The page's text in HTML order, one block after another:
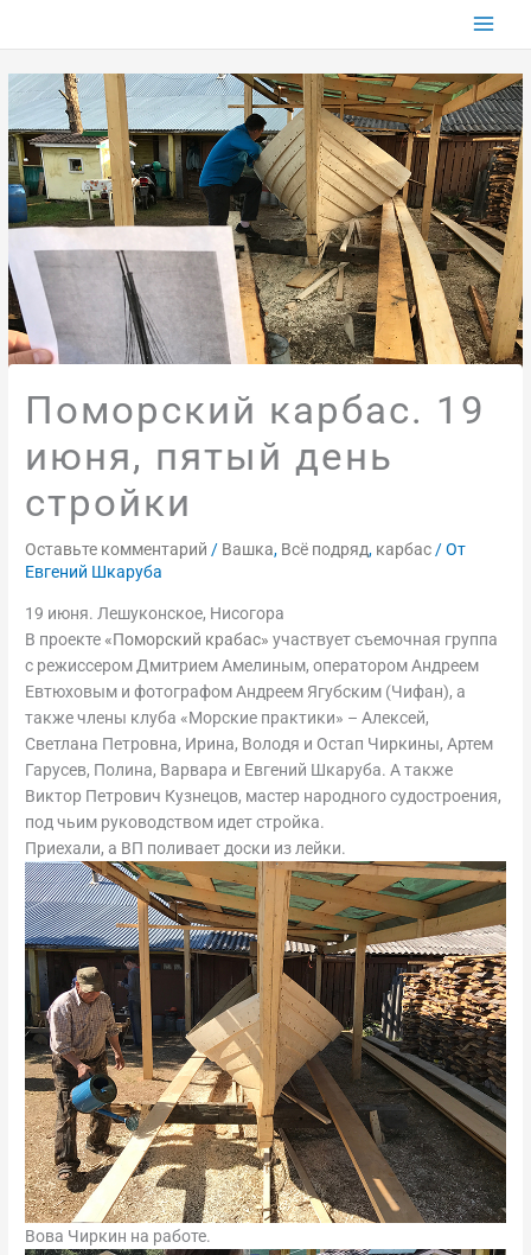
Поморский карбас. 19
июня, пятый день
стройки
Оставьте комментарий / Вашка, Всё подряд, карбас/ От
Евгений Шкаруба
19 июня. Лешуконское, Нисогора
В проекте «Поморский крабас» участвует съемочная группа
с режиссером Дмитрием Амелиным, оператором Андреем
Евтюховым и фотографом Андреем Ягубским (Чифан), а
также члены клуба «Морские практики» – Алексей,
Светлана Петровна, Ирина, Володя и Остап Чиркины, Артем
Гарусев, Полина, Варвара и Евгений Шкаруба. А также
Виктор Петрович Кузнецов, мастер народного судостроения,
под чьим руководством идет стройка.
Приехали, а ВП поливает доски из лейки.
Вова Чиркин на работе.